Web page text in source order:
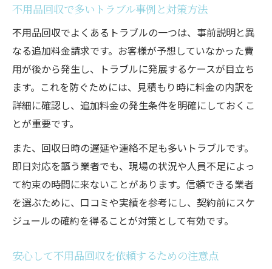
不用品回収で多いトラブル事例と対策方法
不用品回収でよくあるトラブルの一つは、事前説明と異
なる追加料金請求です。お客様が予想していなかった費
用が後から発生し、トラブルに発展するケースが目立ち
ます。これを防ぐためには、見積もり時に料金の内訳を
詳細に確認し、追加料金の発生条件を明確にしておくこ
とが重要です。
また、回収日時の遅延や連絡不足も多いトラブルです。
即日対応を謳う業者でも、現場の状況や人員不足によっ
て約束の時間に来ないことがあります。信頼できる業者
を選ぶために、口コミや実績を参考にし、契約前にスケ
ジュールの確約を得ることが対策として有効です。
安心して不用品回収を依頼するための注意点